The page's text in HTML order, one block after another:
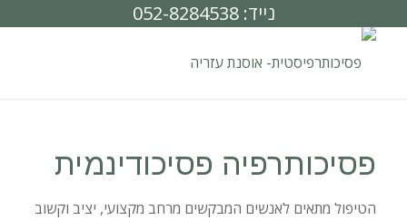
נייד: 052-8284538
פסיכותרפיה פסיכודינמית
הטיפול מתאים לאנשים המבקשים מרחב מקצועי, יציב וקשוב